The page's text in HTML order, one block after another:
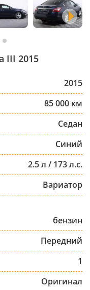
III 2015
2015
85 000 км
Седан
Синий
2.5 л / 173 л.с.
Вариатор
бензин
Передний
1
Оригинал